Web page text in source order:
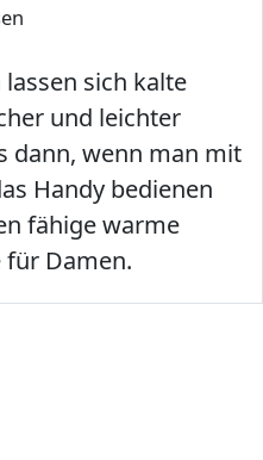
sich kalte
und leichter
dann, wenn man mit
Handy bedienen
fähige warme
für Damen.